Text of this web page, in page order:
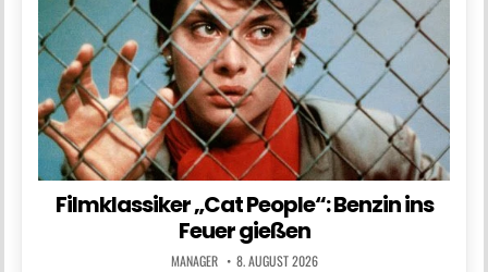
Filmklassiker „Cat People“: Benzin ins
Feuer gießen
MANAGER 8. AUGUST 2026